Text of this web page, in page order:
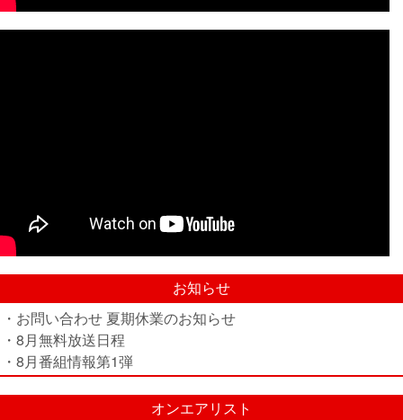
お知らせ
・お問い合わせ 夏期休業のお知らせ
・8月無料放送日程
・8月番組情報第1弾
オンエアリスト